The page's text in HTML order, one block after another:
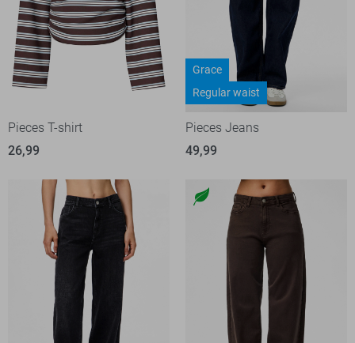
Pieces T-shirt
26,99
Grace
Regular waist
Pieces Jeans
49,99